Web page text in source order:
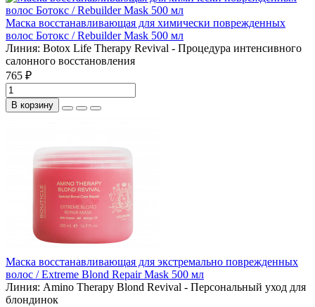
Маска восстанавливающая для химически поврежденных
волос Ботокс / Rebuilder Mask 500 мл
Линия: Botox Life Therapy Revival - Процедура интенсивного
салонного восстановления
765 ₽
В корзину
Маска восстанавливающая для экстремально поврежденных
волос / Extreme Blond Repair Mask 500 мл
Линия: Amino Therapy Blond Revival - Персональный уход для
блондинок